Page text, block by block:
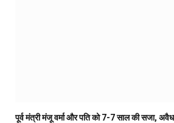
पूर्व मंत्री मंजू वर्मा और पति को 7-7 साल की सजा,